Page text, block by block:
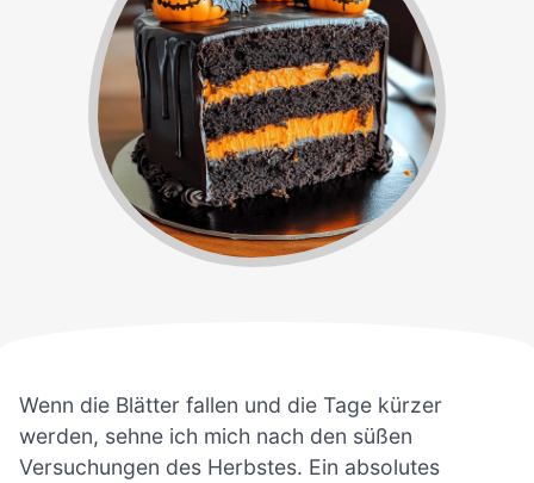
Wenn die Blätter fallen und die Tage kürzer
werden, sehne ich mich nach den süßen
Versuchungen des Herbstes. Ein absolutes